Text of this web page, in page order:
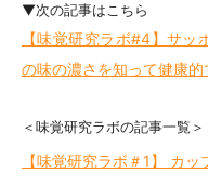
▼次の記事はこちら
【味覚研究ラボ#4】サ
の味の濃さを知って健康
＜味覚研究ラボの記事一覧＞
【味覚研究ラボ＃1】 カ